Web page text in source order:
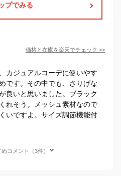
プでみる
価格と在庫を楽天でチェック >>
カジュアルコーデに使いやす
です。その中でも、さりげな
良いと思いました。ブラック
れそう。メッシュ素材なので
いですよ。サイズ調節機能付
コメント（3件）